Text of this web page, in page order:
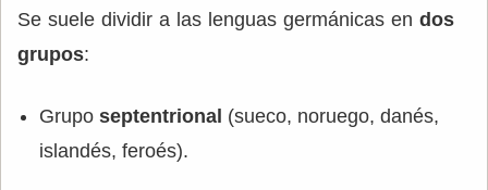
Se suele dividir a las lenguas germánicas en dos
grupos:
Grupo septentrional (sueco, noruego, danés,
islandés, feroés).